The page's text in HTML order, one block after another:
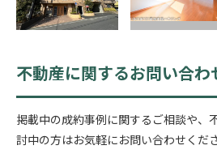
不動産に関するお問い合わ
掲載中の成約事例に関するご相談や、
討中の方はお気軽にお問い合わせくださ